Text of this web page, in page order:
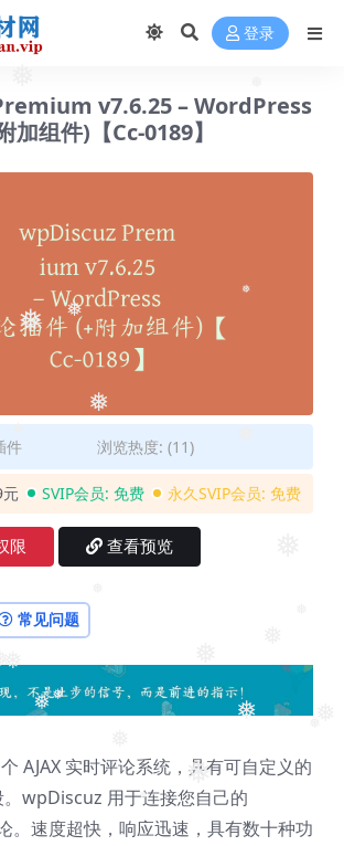
❅
❅
❅
❅
❅
❅ ❅
❅
❅ ❅
❅
❅
❅
❅
登录
v​​7.6.25 – WordPress
加组件)【Cc-0189】
件 浏览热度: (11)
SVIP会员: 免费 永久SVIP会员: 免费
限 查看预览
常见问题
AJAX 实时评论系统，具有可自定义的
wpDiscuz 用于连接您自己的
。速度超快，响应迅速，具有数十种功